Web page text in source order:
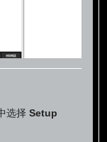
选择 Setup